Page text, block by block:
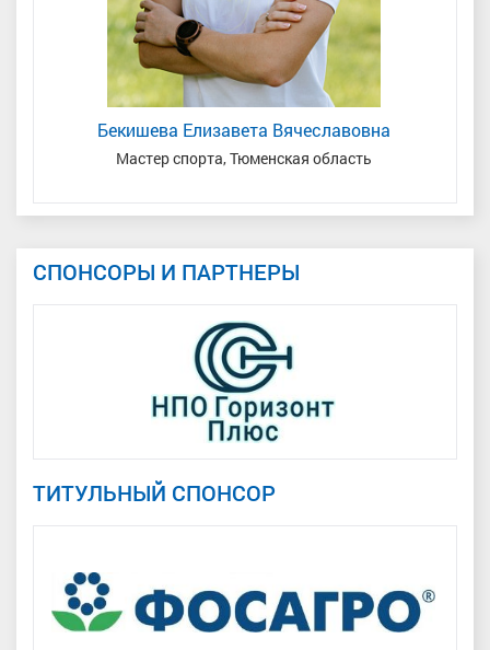
Бекишева Елизавета Вячеславовна
Мастер спорта, Тюменская область
СПОНСОРЫ И ПАРТНЕРЫ
ТИТУЛЬНЫЙ СПОНСОР